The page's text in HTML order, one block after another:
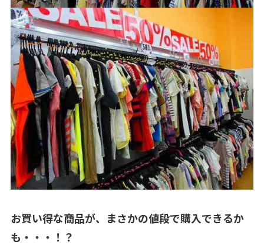
お買い得な商品が、まさかの値段で購入できるか
も・・・！？